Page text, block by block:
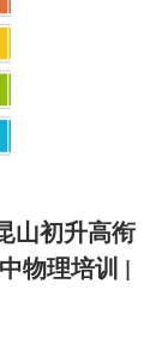
山初升高衔
物理培训 |